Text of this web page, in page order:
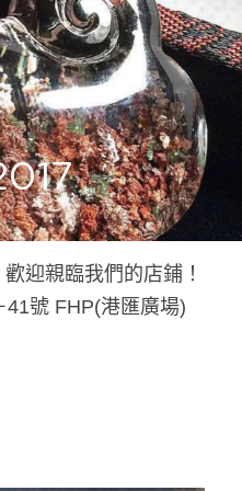
迎親臨我們的店鋪！
號 FHP(港匯廣場)